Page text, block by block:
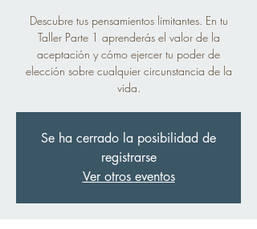
Descubre tus pensamientos limitantes. En tu
Taller Parte 1 aprenderás el valor de la
aceptación y cómo ejercer tu poder de
elección sobre cualquier circunstancia de la
vida.
Se ha cerrado la posibilidad de
registrarse
Ver otros eventos